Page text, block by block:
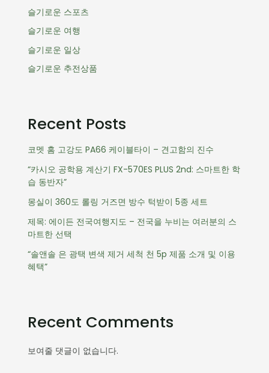
슬기로운 스포츠
슬기로운 여행
슬기로운 일상
슬기로운 추전상품
Recent Posts
코멧 홈 고강도 PA66 케이블타이 – 견고함의 진수
“카시오 공학용 계산기 FX-570ES PLUS 2nd: 스마트한 학
습 동반자”
몽실이 360도 롤링 거즈면 방수 턱받이 5종 세트
제목: 에이든 전국여행지도 – 전국을 누비는 여러분의 스
마트한 선택
“솔앤솔 은 광택 변색 제거 세척 천 5p 제품 소개 및 이용
혜택”
Recent Comments
보여줄 댓글이 없습니다.